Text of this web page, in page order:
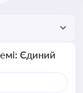
Єдиний